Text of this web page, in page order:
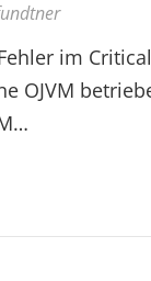
im
OJVM